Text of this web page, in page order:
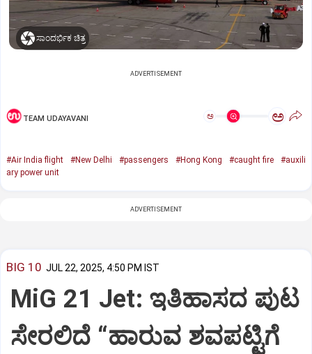
ಸಾಂದರ್ಭಿಕ ಚಿತ್ರ
ADVERTISEMENT
TEAM UDAYAVANI ಅ ಅ
#Air India flight #New Delhi #passengers #Hong Kong #caught fire
#auxili
ary power unit
ADVERTISEMENT
BIG 10 JUL 22, 2025, 4:50 PM IST
MiG 21 Jet: ಇತಿಹಾಸದ ಪುಟ
ಸೇರಲಿದೆ “ಹಾರುವ ಶವಪಟ್ಟಿಗೆ